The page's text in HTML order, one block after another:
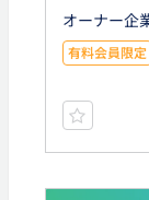
オーナー企
有料会員限定